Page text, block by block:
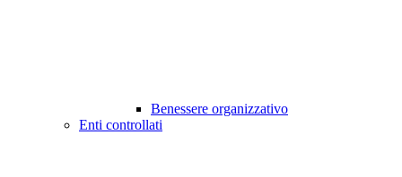
Benessere organizzativo
Enti controllati